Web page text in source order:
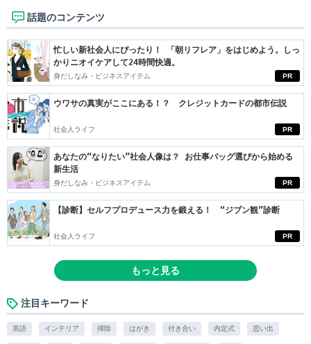
話題のコンテンツ
PR
忙しい新社会人にぴったり！ 「朝リフレア」をはじめよう。しっ
かりニオイケアして24時間快適。
身だしなみ・ビジネスアイテム
PR
ウワサの真実がここにある！？ クレジットカードの都市伝説
社会人ライフ
PR
あなたの“なりたい”社会人像は？ お仕事バッグ選びから始める
新生活
身だしなみ・ビジネスアイテム
PR
【診断】セルフプロデュース力を鍛える！ “ジブン観”診断
社会人ライフ
もっと見る
注目キーワード
英語 インテリア 掃除 はがき 付き合い 内定式 思い出